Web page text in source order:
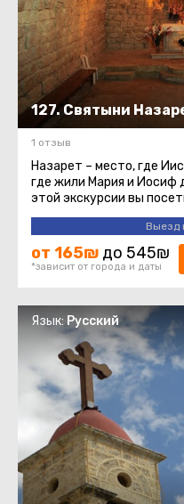
127. Святыни
1 отзыв
Назарет – место, где
где жили Мария и Иосиф
этой экскурсии вы
которые христианство ...
Выезд
от 165₪ до 545₪
*зависит от города и даты
Язык: Русский